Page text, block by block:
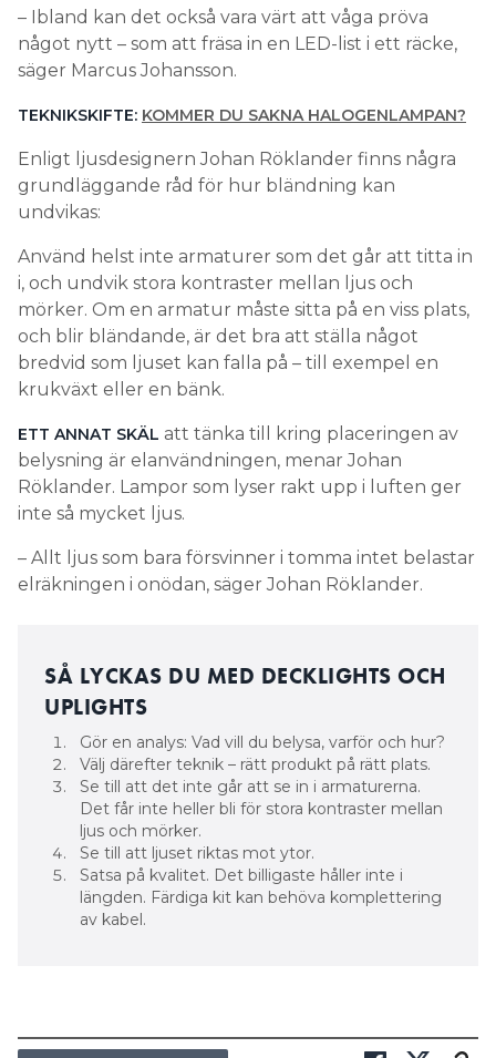
– Ibland kan det också vara värt att våga pröva
något nytt – som att fräsa in en LED-list i ett räcke,
säger Marcus Johansson.
TEKNIKSKIFTE: KOMMER DU SAKNA HALOGENLAMPAN?
Enligt ljusdesignern Johan Röklander finns några
grundläggande råd för hur bländning kan
undvikas:
Använd helst inte armaturer som det går att titta in
i, och undvik stora kontraster mellan ljus och
mörker. Om en armatur måste sitta på en viss plats,
och blir bländande, är det bra att ställa något
bredvid som ljuset kan falla på – till exempel en
krukväxt eller en bänk.
ETT ANNAT SKÄL att tänka till kring placeringen av
belysning är elanvändningen, menar Johan
Röklander. Lampor som lyser rakt upp i luften ger
inte så mycket ljus.
– Allt ljus som bara försvinner i tomma intet belastar
elräkningen i onödan, säger Johan Röklander.
SÅ LYCKAS DU MED DECKLIGHTS OCH
UPLIGHTS
Gör en analys: Vad vill du belysa, varför och hur?
Välj därefter teknik – rätt produkt på rätt plats.
Se till att det inte går att se in i armaturerna.
Det får inte heller bli för stora kontraster mellan
ljus och mörker.
Se till att ljuset riktas mot ytor.
Satsa på kvalitet. Det billigaste håller inte i
längden. Färdiga kit kan behöva komplettering
av kabel.